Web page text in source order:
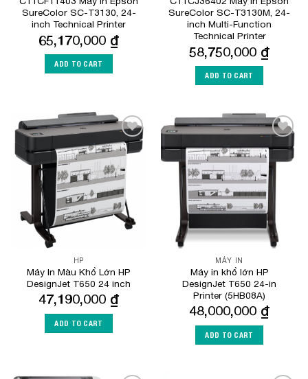
SureColor SC-T3130, 24-
inch Technical Printer
65,170,000 ₫
ADD TO CART
SureColor SC-T3130M, 24-
inch Multi-Function
Technical Printer
58,750,000 ₫
ADD TO CART
Add to
Wishlist
HP
Máy In Màu Khổ Lớn HP
DesignJet T650 24 inch
47,190,000 ₫
ADD TO CART
Add to
Wishlist
MÁY IN
Máy in khổ lớn HP
DesignJet T650 24-in
Printer (5HB08A)
48,000,000 ₫
ADD TO CART